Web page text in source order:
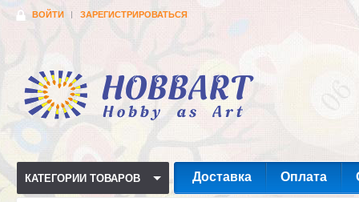
ВОЙТИ ЗАРЕГИСТРИРОВАТЬСЯ
КАТЕГОРИИ ТОВАРОВ Доставка Оплата